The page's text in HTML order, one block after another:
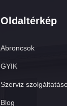
Oldaltérkép
Abroncsok
GYIK
Szerviz
Blog